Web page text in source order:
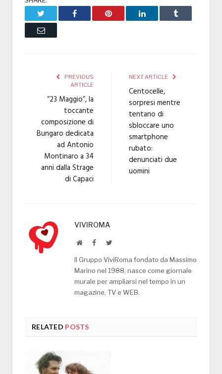
Facebook Pinterest LinkedIn Tumblr
Email
PREVIOUS
ARTICLE
“23 Maggio”, la
toccante
composizione di
Bungaro dedicata
ad Antonio
Montinaro a 34
anni dalla Strage
di Capaci
NEXT ARTICLE
Centocelle,
sorpresi mentre
tentano di
sbloccare uno
smartphone
rubato:
denunciati due
uomini
VIVIROMA
WebsiteFacebookTwitter
Il Gruppo ViviRoma fondato da Massimo
Marino nel 1988, nasce come giornale
murale per ampliarsi nel tempo in un
magazine, TV e WEB.
RELATED POSTS